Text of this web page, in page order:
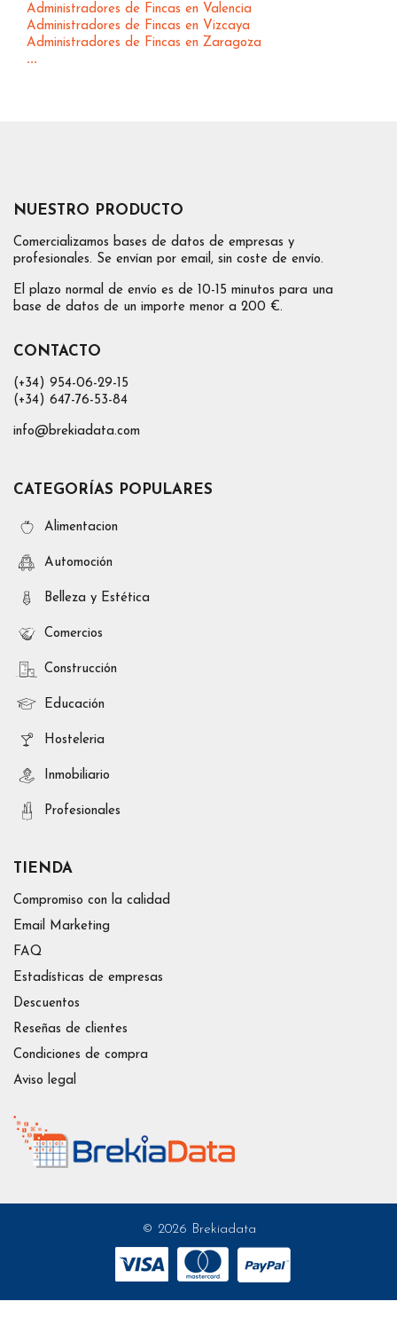
Administradores de Fincas en Valencia
Administradores de Fincas en Vizcaya
Administradores de Fincas en Zaragoza
...
NUESTRO PRODUCTO
Comercializamos bases de datos de empresas y
profesionales. Se envían por email, sin coste de envío.
El plazo normal de envío es de 10-15 minutos para una
base de datos de un importe menor a 200 €.
CONTACTO
(+34) 954-06-29-15
(+34) 647-76-53-84
info@brekiadata.com
CATEGORÍAS POPULARES
Alimentacion
Automoción
Belleza y Estética
Comercios
Construcción
Educación
Hosteleria
Inmobiliario
Profesionales
TIENDA
Compromiso con la calidad
Email Marketing
FAQ
Estadísticas de empresas
Descuentos
Reseñas de clientes
Condiciones de compra
Aviso legal
© 2026 Brekiadata